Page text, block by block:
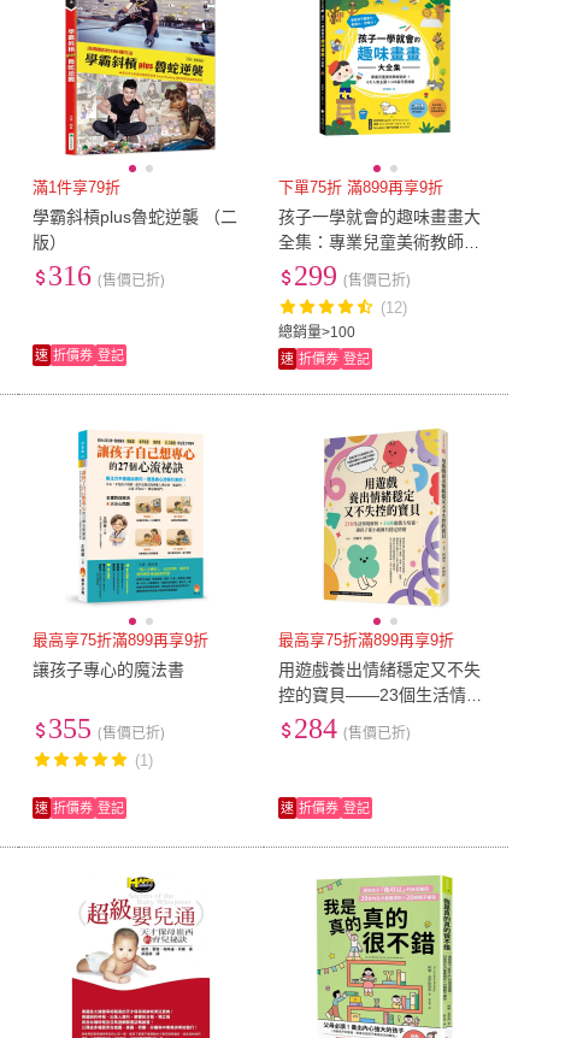
滿1件享79折
學霸斜槓plus魯蛇逆襲 （二
版）
316 (售價已折)
速 折價券 登記
下單75折 滿899再享9折
孩子一學就會的趣味畫畫大
全集：專業兒童美術教師設
計！書末附贈【畫畫接龍遊
總銷量>100
299 (售價已折)
(12)
速 折價券 登記
最高享75折滿899再享9折
讓孩子專心的魔法書
355 (售價已折)
(1)
速 折價券 登記
最高享75折滿899再享9折
用遊戲養出情緒穩定又不失
控的寶貝――23個生活情境
解析+24種遊戲力培養
284 (售價已折)
速 折價券 登記